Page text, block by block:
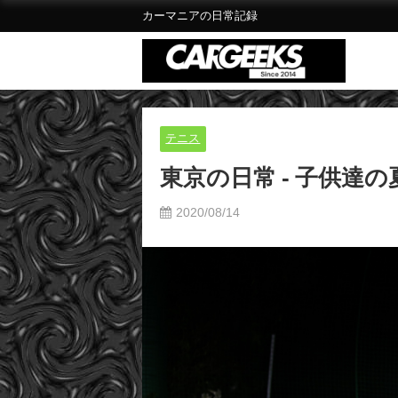
カーマニアの日常記録
テニス
東京の日常 - 子供達の
2020/08/14